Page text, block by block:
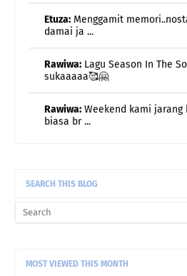
Rawiwa:Lagu Season In The
sukaaaaa🥰🤗
Rawiwa: Weekend kami jarang
biasa br ...
Rawiwa: Taksabar juga nak
SEARCH THIS BLOG
MOST VIEWED THIS MONTH